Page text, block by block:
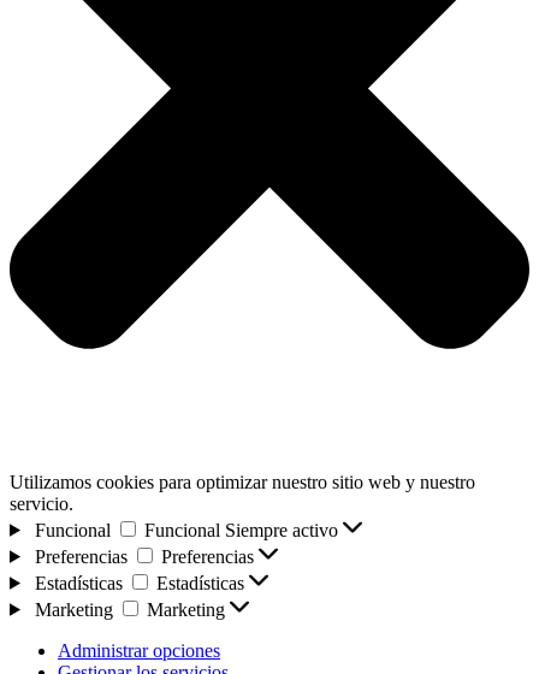
Utilizamos cookies para optimizar nuestro sitio web y nuestro
servicio.
Funcional
Funcional Siempre activo
Preferencias
Preferencias
Estadísticas
Estadísticas
Marketing
Marketing
Administrar opciones